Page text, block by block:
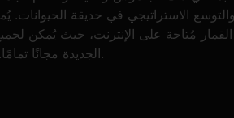
الاستراتيجي في حديقة الحيوانات.
الجديدة مجانًا تمامًا. يُرجى العلم أن الألعاب التجريبية لا تُقدم خيارات مُقارنةً بألعاب الكازينو على الإنترنت التي تُلعب بأموال حقيقية.